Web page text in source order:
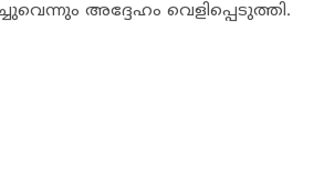
അദ്ദേഹം വെളിപ്പെടുത്തി.